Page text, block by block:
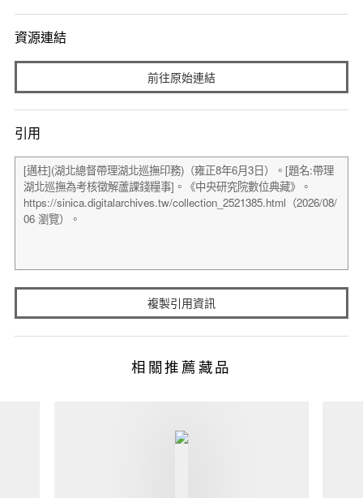
資源連結
前往原始連結
引用
複製引用資訊
相關推薦藏品